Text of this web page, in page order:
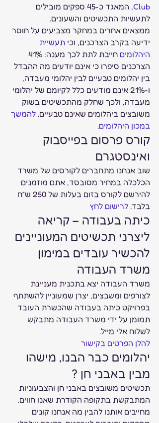
Club
, המאגד כ-45 ספקים מובילים
לתעשיות התכשיטים והשעונים.
ממצאים אחרים במחקר מצביעים על חוסר
ידיעה בקרב הצרכנים, וכי תעשיית
היהלומים
הצרכנים סיפרו כי אינם יודעים מה ההבדל
בין יהלומים טבעיים לבין יהלומי מעבדה,
ו-21% אינם מודעים כלל לקיומם של יהלומי
מעבדה, ולכך שחלק מהתכשיטים בשוק
משובצים ביהלומים שאינם טבעיים. להמשך
במכון היהלומים.
קורס פרסום בפייסבוק
ואינסטגרם
שוב אנחנו מתחברים לקורסים של משרד
הכלכלה במחיר מסובסד, אתם מוזמנים
להירשם לקורס בזום בעלות של 250 ש”ח
בלבד. לרישום לחץ
כיתה בעבודה – קריאה
ליצרני תכשיטים המעוניינים
להכשיר עובדים במימון
משרד העבודה
משרד העבודה יצא בתכנית מעניינת
לצורפים ומשבצים, יצרן שמעוניין להשתתף
בפרויקט כיתה בעבודה שהכשרת העובד
תמומן על ידי משרד העבודה מתבקש
לשלוח אלי מייל.
להלן הפרטים בקישור
יהלומים כבר הבנו, מישהו
מבין באבני חן ?
תכשיטים משובצים באבני חן והצבעוניות
המתבקשת בתקופה הקודרת שאנו חווים,
מחייבים אותנו להבין מה אנחנו קונים